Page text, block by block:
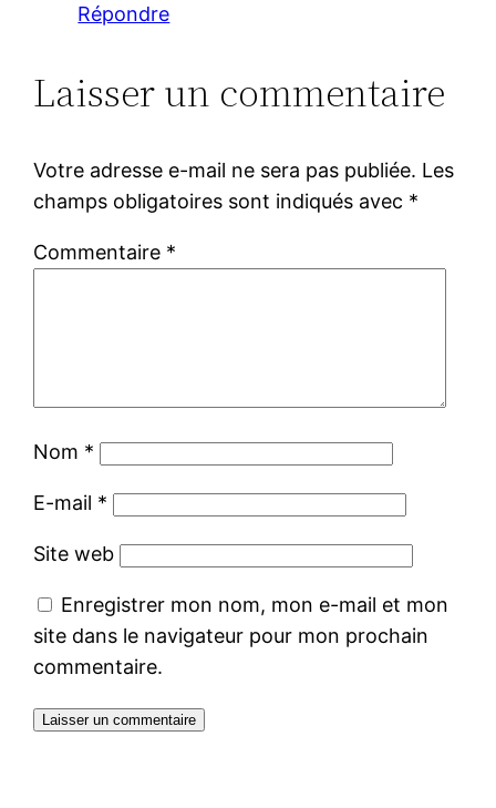
Répondre
Laisser un commentaire
Votre adresse e-mail ne sera pas publiée. Les
champs obligatoires sont indiqués avec *
Commentaire *
Nom *
E-mail *
Site web
Enregistrer mon nom, mon e-mail et mon
site dans le navigateur pour mon prochain
commentaire.